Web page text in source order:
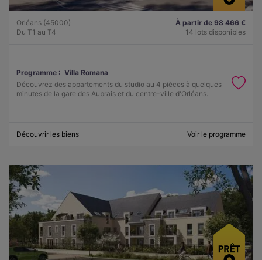
Orléans (45000)
Du T1 au T4
À partir de 98 466 €
14 lots disponibles
Programme : Villa Romana
Découvrez des appartements du studio au 4 pièces à quelques
minutes de la gare des Aubrais et du centre-ville d'Orléans.
Découvrir les biens Voir le programme